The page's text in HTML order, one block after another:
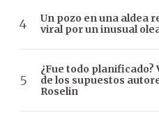
Un pozo en una aldea
viral por un inusual
¿Fue todo
de los supuestos
Roselin